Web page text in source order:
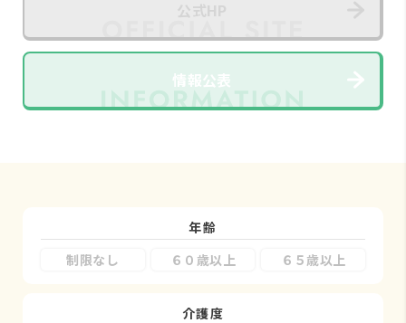
情報公表
年齢
制限なし
６０歳以上 ６５歳以上
介護度